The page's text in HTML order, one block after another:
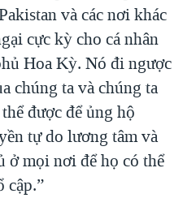
và các nơi khác
cực kỳ cho cá nhân
Hoa Kỳ. Nó đi ngược
chúng ta và chúng ta
được để ủng hộ
tự do lương tâm và
ở mọi nơi để họ có thể
cập.”